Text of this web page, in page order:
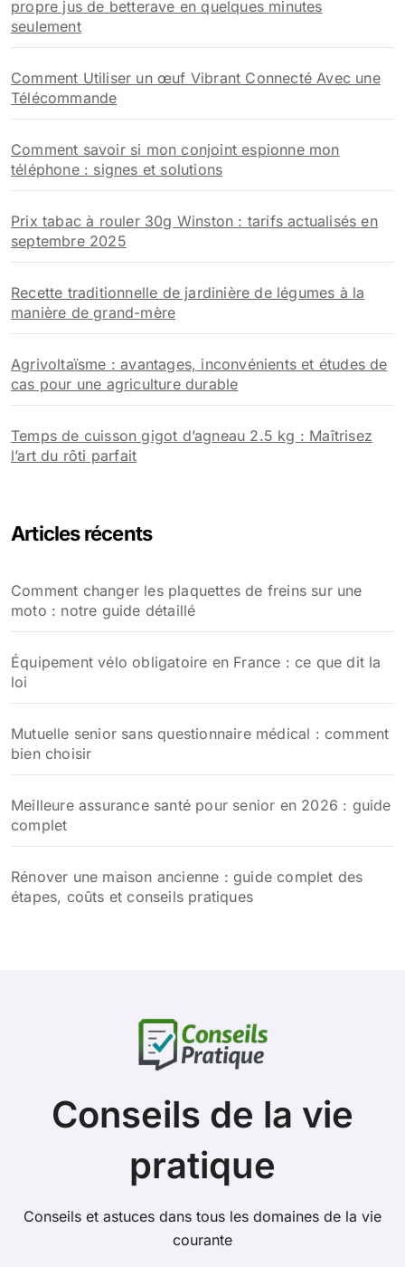
propre jus de betterave en quelques minutes
seulement
Comment Utiliser un œuf Vibrant Connecté Avec une
Télécommande
Comment savoir si mon conjoint espionne mon
téléphone : signes et solutions
Prix tabac à rouler 30g Winston : tarifs actualisés en
septembre 2025
Recette traditionnelle de jardinière de légumes à la
manière de grand-mère
Agrivoltaïsme : avantages, inconvénients et études de
cas pour une agriculture durable
Temps de cuisson gigot d’agneau 2.5 kg : Maîtrisez
l’art du rôti parfait
Articles récents
Comment changer les plaquettes de freins sur une
moto : notre guide détaillé
Équipement vélo obligatoire en France : ce que dit la
loi
Mutuelle senior sans questionnaire médical : comment
bien choisir
Meilleure assurance santé pour senior en 2026 : guide
complet
Rénover une maison ancienne : guide complet des
étapes, coûts et conseils pratiques
Conseils de la vie
pratique
Conseils et astuces dans tous les domaines de la vie
courante